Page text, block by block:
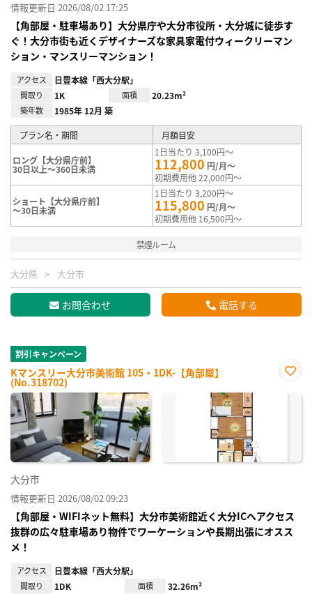
情報更新日 2026/08/02 17:25
【角部屋・駐車場あり】大分県庁や大分市役所・大分城に徒歩す
ぐ！大分市街も近くデザイナーズな家具家電付ウィークリーマン
ション・マンスリーマンション！
アクセス 日豊本線「西大分駅」
間取り 1K 面積 20.23m²
築年数 1985年 12月 築
プラン名・期間 月額目安
ロング【大分県庁前】
30日以上～360日未満
1日当たり 3,100円～
112,800 円/月～
初期費用他 22,000円～
ショート【大分県庁前】
～30日未満
1日当たり 3,200円～
115,800 円/月～
初期費用他 16,500円～
禁煙ルーム
大分県 大分市
お問合わせ 電話する
割引キャンペーン
Kマンスリー大分市美術館 105・1DK-【角部屋】
(No.318702)
に入
大分市
情報更新日 2026/08/02 09:23
【角部屋・WIFIネット無料】大分市美術館近く大分ICへアクセス
抜群の広々駐車場あり物件でワーケーションや長期出張にオスス
メ！
アクセス 日豊本線「西大分駅」
間取り 1DK 面積 32.26m²